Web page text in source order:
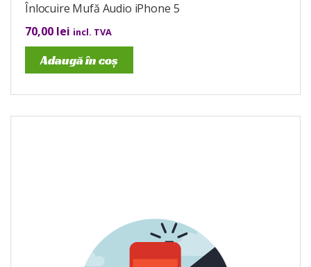
Înlocuire Mufă Audio iPhone 5
70,00 lei incl. TVA
Adaugă în coș